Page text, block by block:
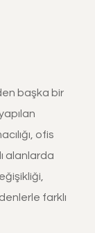
başka bir
ofis
alanlarda
farklı